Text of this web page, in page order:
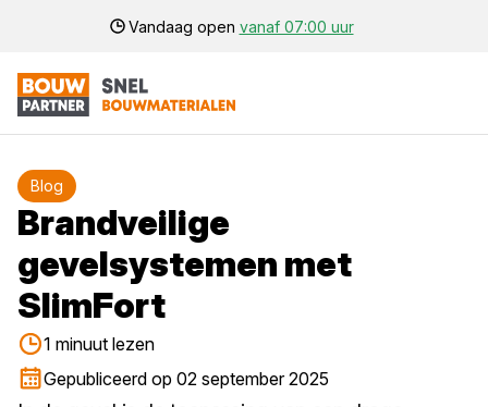
Vandaag open vanaf 07:00 uur
Blog
Brandveilige
gevelsystemen met
SlimFort
1 minuut lezen
Gepubliceerd op 02 september 2025